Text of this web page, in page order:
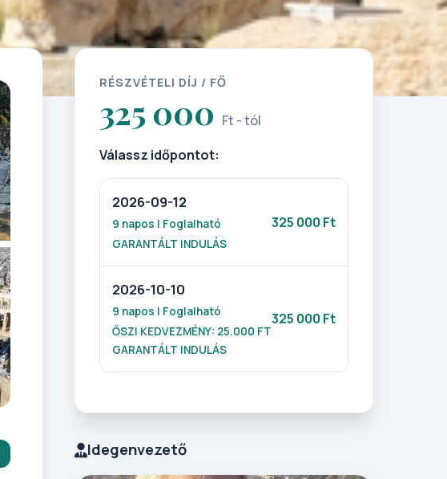
RÉSZVÉTELI DÍJ / FŐ
325 000 Ft - tól
Válassz időpontot:
2026-09-12
9 napos | Foglalható
GARANTÁLT INDULÁS
325 000 Ft
2026-10-10
9 napos | Foglalható
ŐSZI KEDVEZMÉNY: 25.000 FT
GARANTÁLT INDULÁS
325 000 Ft
Idegenvezető